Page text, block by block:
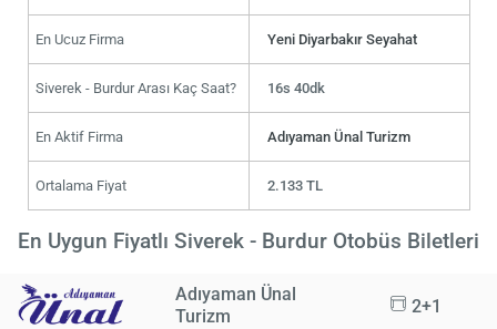
En Ucuz Firma Yeni Diyarbakır Seyahat
Siverek - Burdur Arası Kaç Saat? 16s 40dk
En Aktif Firma Adıyaman Ünal Turizm
Ortalama Fiyat 2.133 TL
En Uygun Fiyatlı Siverek - Burdur Otobüs Biletleri
Adıyaman Ünal
Turizm
2+1